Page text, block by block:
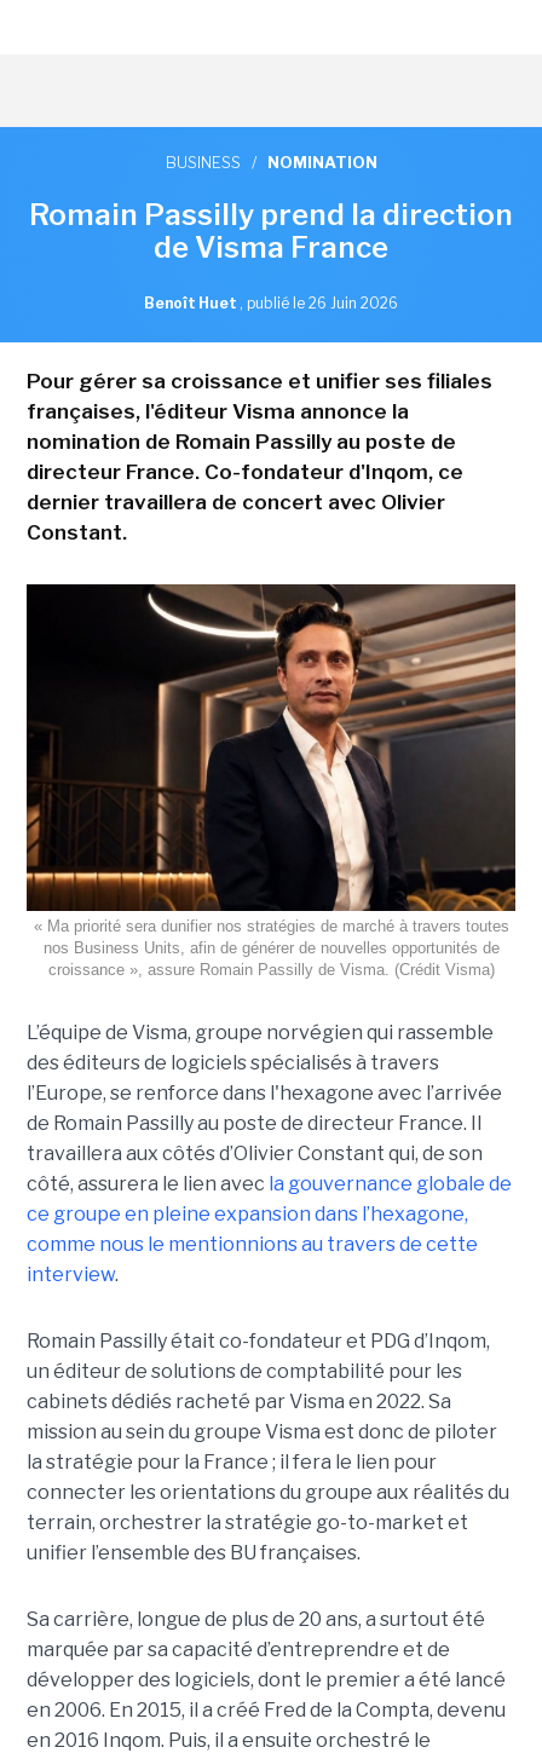
BUSINESS / NOMINATION
Romain Passilly prend la direction
de Visma France
Benoît Huet , publié le 26 Juin 2026
Pour gérer sa croissance et unifier ses filiales
françaises, l'éditeur Visma annonce la
nomination de Romain Passilly au poste de
directeur France. Co-fondateur d'Inqom, ce
dernier travaillera de concert avec Olivier
Constant.
« Ma priorité sera dunifier nos stratégies de marché à travers toutes
nos Business Units, afin de générer de nouvelles opportunités de
croissance », assure Romain Passilly de Visma. (Crédit Visma)
L’équipe de Visma, groupe norvégien qui rassemble
des éditeurs de logiciels spécialisés à travers
l’Europe, se renforce dans l'hexagone avec l’arrivée
de Romain Passilly au poste de directeur France. Il
travaillera aux côtés d’Olivier Constant qui, de son
côté, assurera le lien avec la gouvernance globale de
ce groupe en pleine expansion dans l’hexagone,
comme nous le mentionnions au travers de cette
interview.
Romain Passilly était co-fondateur et PDG d’Inqom,
un éditeur de solutions de comptabilité pour les
cabinets dédiés racheté par Visma en 2022. Sa
mission au sein du groupe Visma est donc de piloter
la stratégie pour la France ; il fera le lien pour
connecter les orientations du groupe aux réalités du
terrain, orchestrer la stratégie go-to-market et
unifier l’ensemble des BU françaises.
Sa carrière, longue de plus de 20 ans, a surtout été
marquée par sa capacité d’entreprendre et de
développer des logiciels, dont le premier a été lancé
en 2006. En 2015, il a créé Fred de la Compta, devenu
en 2016 Inqom. Puis, il a ensuite orchestré le